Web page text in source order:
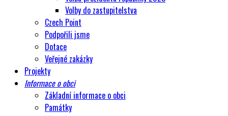
Volby do zastupitelstva
Czech Point
Podpořili jsme
Dotace
Veřejné zakázky
Projekty
Informace o obci
Základní informace o obci
Památky